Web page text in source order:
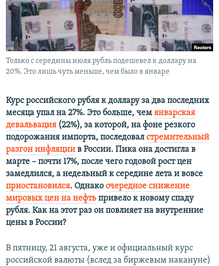
ПОБЕДИТЕЛЕЙ НЕ СУДЯТ?
КРЫМ.НЕПОКОРЕННЫЙ
ELIFBE
УКРАИНСКАЯ ПРОБЛЕМА КРЫМА
ПРИСОЕДИНЯЙТЕСЬ!
Все сайты RFE/RL
Только с середины июля рубль подешевел к доллару на
20%. Это лишь чуть меньше, чем было в январе
Курс российского рубля к доллару за два последних
месяца упал на 27%. Это больше, чем январская
девальвация (22%), за которой, на фоне резкого
подорожания импорта, последовалстремительный
разгон инфляции в России. Пика она достигла в
марте – почти 17%, после чего годовой рост цен
замедлился, а недельный к середине лета и вовсе
приостановился. Однако очередное снижение
мировых цен на нефть привело к новому спаду
рубля. Как на этот раз он повлияет на внутренние
цены в России?
В пятницу, 21 августа, уже и официальный курс
российской валюты (вслед за биржевым накануне)